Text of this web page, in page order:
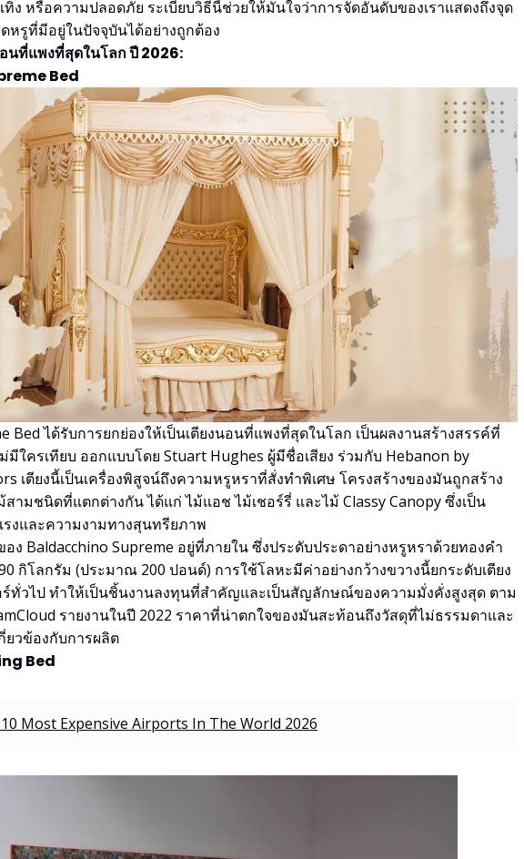
ง หรือความปลอดภัย ระเบียบวิธีนี้ช่วยให้มั่นใจว่าการจัดอันดับของเราแสดงถึงจุด
หรูที่มีอยู่ในปัจจุบันได้อย่างถูกต้อง
อนที่แพงที่สุดในโลก ปี 2026:
Bed
Bed ได้รับการยกย่องให้เป็นเตียงนอนที่แพงที่สุดในโลก เป็นผลงานสร้างสรรค์ที่
มีใครเทียบ ออกแบบโดย Stuart Hughes ผู้มีชื่อเสียง ร่วมกับ Hebanon by
เตียงนี้เป็นเครื่องพิสูจน์ถึงความหรูหราที่สั่งทำพิเศษ โครงสร้างของมันถูกสร้าง
ามชนิดที่แตกต่างกัน ได้แก่ ไม้แอช ไม้เชอร์รี่ และไม้ Classy Canopy ซึ่งเป็น
งและความงามทางสุนทรียภาพ
ง Baldacchino Supreme อยู่ที่ภายใน ซึ่งประดับประดาอย่างหรูหราด้วยทองคำ
กิโลกรัม (ประมาณ 200 ปอนด์) การใช้โลหะมีค่าอย่างกว้างขวางนี้ยกระดับเตียง
ร์ทั่วไป ทำให้เป็นชิ้นงานลงทุนที่สำคัญและเป็นสัญลักษณ์ของความมั่งคั่งสูงสุด ตาม
รายงานในปี 2022 ราคาที่น่าตกใจของมันสะท้อนถึงวัสดุที่ไม่ธรรมดาและ
วข้องกับการผลิต
Bed
Most Expensive Airports In The World 2026